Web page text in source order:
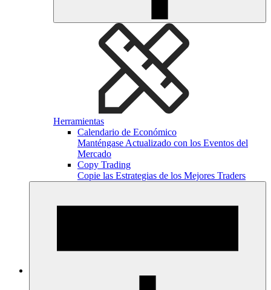
Herramientas
Calendario de Económico
Manténgase Actualizado con los Eventos del
Mercado
Copy Trading
Copie las Estrategias de los Mejores Traders